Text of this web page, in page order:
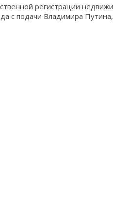
регистрации
с подачи Владимира